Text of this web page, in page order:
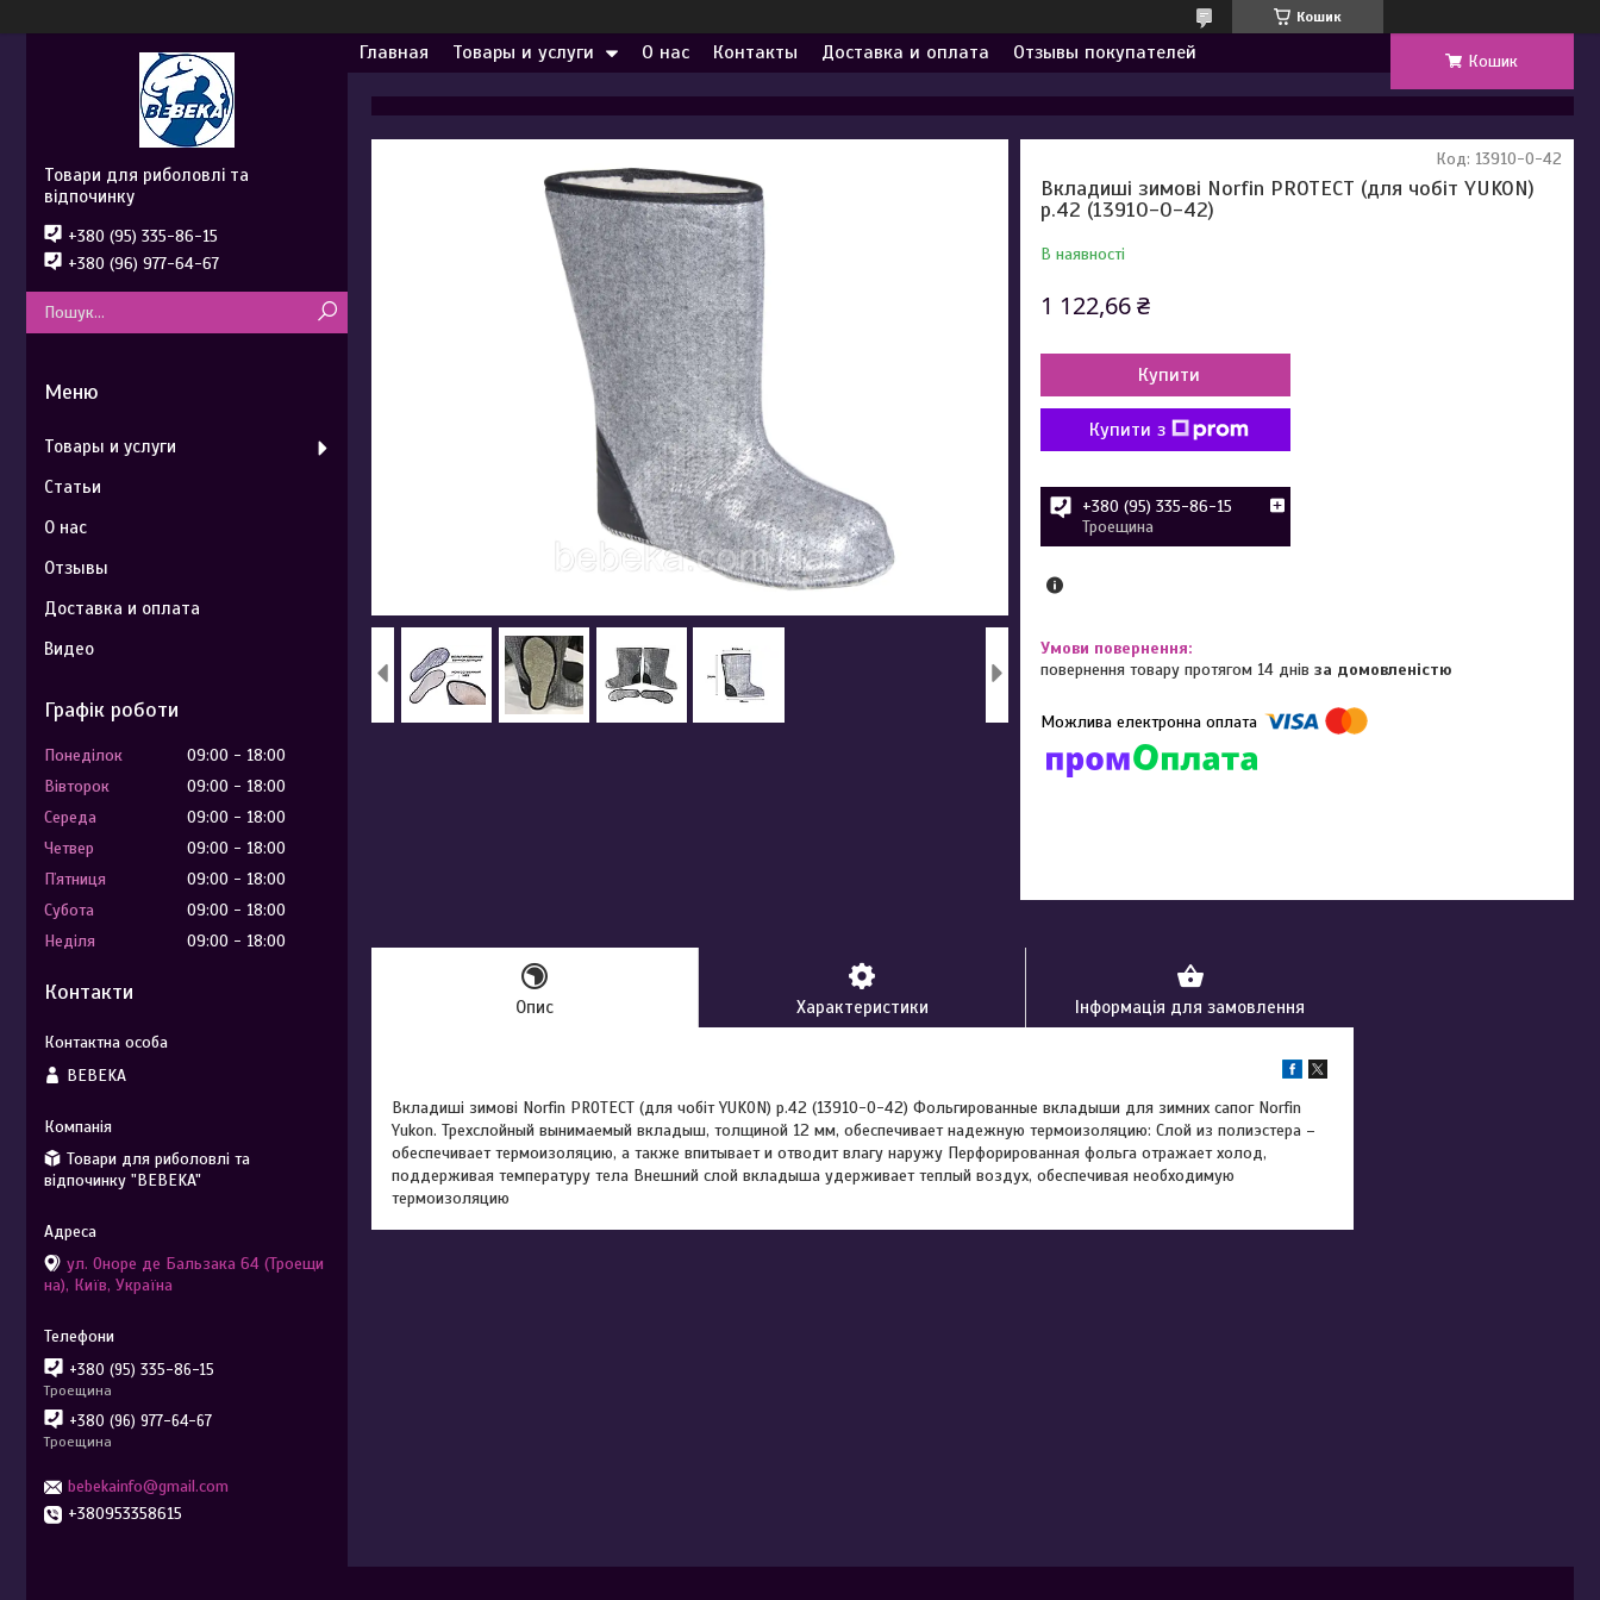
Кошик
Главная Товары и услуги О нас Контакты Доставка и оплата Отзывы покупателей Кошик
Вкладиші зимові Norfin PROTECT (для чобіт YUKON)
р.42 (13910-0-42)
В наявності
Код: 13910-0-42
1 122,66 ₴
Купити
Купити з
+380 (95) 335-86-15
Троещина
повернення товару протягом 14 днівза домовленістю
Опис Характеристики Інформація для замовлення
Вкладиші зимові Norfin PROTECT (для чобіт YUKON) р.42 (13910-0-42) Фольгированные вкладыши для зимних сапог Norfin
Yukon. Трехслойный вынимаемый вкладыш, толщиной 12 мм, обеспечивает надежную термоизоляцию: Слой из полиэстера –
обеспечивает термоизоляцию, а также впитывает и отводит влагу наружу Перфорированная фольга отражает холод,
поддерживая температуру тела Внешний слой вкладыша удерживает теплый воздух, обеспечивая необходимую
термоизоляцию
Товари для риболовлі та
відпочинку
+380 (95) 335-86-15
+380 (96) 977-64-67
Товары и услуги
Статьи
О нас
Отзывы
Доставка и оплата
Видео
Графік роботи
Понеділок 09:00
18:00
Вівторок
09:00
18:00
Середа
09:00
18:00
Четвер
09:00
18:00
Пʼятниця
09:00
18:00
Субота
09:00
18:00
Неділя
09:00 18:00
Контакти
BEBEKA
Товари для риболовлі та
відпочинку "BEBEKA"
ул. Оноре де Бальзака 64 (Троещи
на), Київ, Україна
+380 (95) 335-86-15
Троещина
+380 (96) 977-64-67
Троещина
bebekainfo@gmail.com
+380953358615